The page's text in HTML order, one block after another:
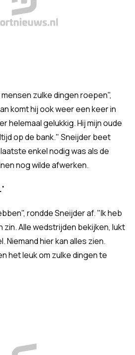
zulke dingen roepen",
komt hij ook weer een keer in
helemaal gelukkig. Hij mijn oude
op de bank." Sneijder beet
enkel nodig was als de
nog wilde afwerken.
rondde Sneijder af. "Ik heb
zin. Alle wedstrijden bekijken, lukt
Niemand hier kan alles zien.
het leuk om zulke dingen te